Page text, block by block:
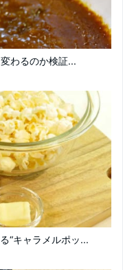
わるのか検証...
“キャラメルポッ...